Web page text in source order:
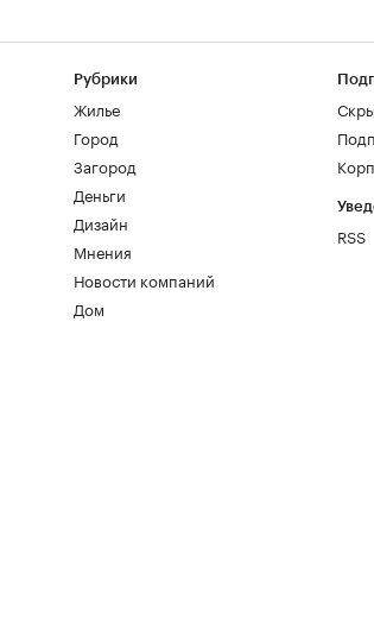
Рубрики
Жилье
Город
Загород
Деньги
Дизайн
Мнения
Новости компаний
Дом
RSS